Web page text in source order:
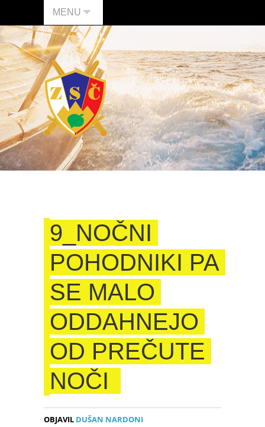
MENU
9_NOČNI
POHODNIKI PA
SE MALO
ODDAHNEJO
OD PREČUTE
NOČI
OBJAVIL DUŠAN NARDONI